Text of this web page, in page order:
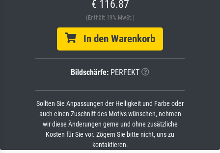
€ 116.87
(Enthält 19% MwSt.)
In den Warenkorb
Bildschärfe: PERFEKT
Sollten Sie Anpassungen der Helligkeit und Farbe oder
auch einen Zuschnitt des Motivs wünschen, nehmen
wir diese Änderungen gerne und ohne zusätzliche
Kosten für Sie vor. Zögern Sie bitte nicht, uns zu
kontaktieren.